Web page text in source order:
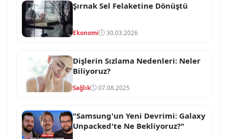
Şırnak Sel Felaketine Dönüştü
Ekonomi 30.03.2026
Dişlerin Sızlama Nedenleri: Neler
Biliyoruz?
Sağlık 07.08.2025
"Samsung'un Yeni Devrimi: Galaxy
Unpacked'te Ne Bekliyoruz?"